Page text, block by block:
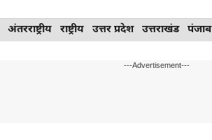
Skip
to
अंतरराष्ट्रीय राष्ट्रीय उत्तर प्रदेश उत्तराखंड पंजाब
---Advertisement---